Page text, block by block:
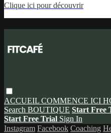
Clique ici pour découvrir
ACCUEIL COMMENCE ICI
Search BOUTIQUE Start Free
Start Free Trial Sign In
Instagram Facebook Coaching